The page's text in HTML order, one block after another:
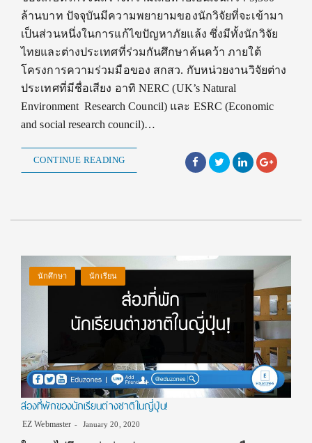
ล้านบาท ปัจจุบันมีความพยายามของนักวิจัยที่จะเข้ามา
เป็นส่วนหนึ่งในการแก้ไขปัญหาภัยแล้ง ซึ่งมีทั้งนักวิจัย
ไทยและต่างประเทศที่ร่วมกันศึกษาค้นคว้า ภายใต้
โครงการความร่วมมือของ สกสว. กับหน่วยงานวิจัยต่าง
ประเทศที่มีชื่อเสียง อาทิ NERC (UK’s Natural
Environment Research Council) และ ESRC (Economic
and social research council)…
CONTINUE READING
นักศึกษา นักเรียน
ส่องที่พักของนักเรียนต่างชาติในญี่ปุ่น!
EZ Webmaster January 20, 2020